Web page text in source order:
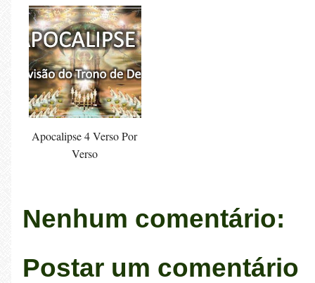
Apocalipse 4 Verso Por
Verso
Nenhum comentário:
Postar um comentário